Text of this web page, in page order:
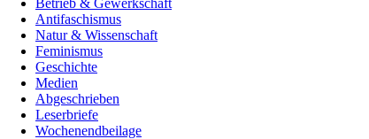
Betrieb & Gewerkschaft
Antifaschismus
Natur & Wissenschaft
Feminismus
Geschichte
Medien
Abgeschrieben
Leserbriefe
Wochenendbeilage